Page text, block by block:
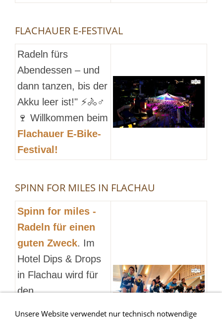
FLACHAUER E-FESTIVAL
Radeln fürs
Abendessen – und
dann tanzen, bis der
Akku leer ist!" ⚡🚴♂️
🍷 Willkommen beim
Flachauer E-Bike-
Festival!
SPINN FOR MILES IN FLACHAU
Spinn for miles -
Radeln für einen
guten Zweck. Im
Hotel Dips & Drops
in Flachau wird für
den
Unsere Website verwendet nur technisch notwendige